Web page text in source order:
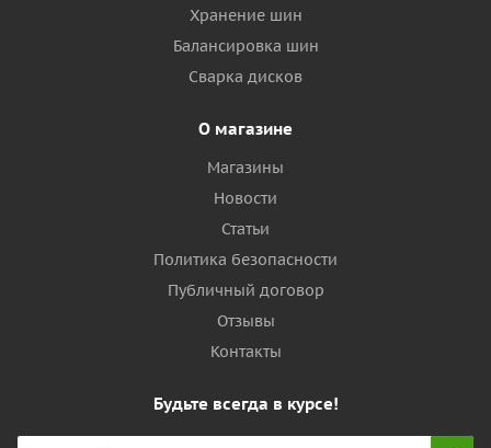
Хранение шин
Балансировка шин
Сварка дисков
О магазине
Магазины
Новости
Статьи
Политика безопасности
Публичный договор
Отзывы
Контакты
Будьте всегда в курсе!